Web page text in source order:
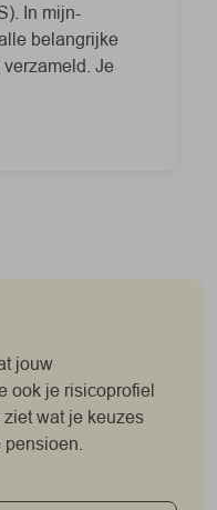
In mijn-
belangrijke
Je
jouw
ook je risicoprofiel
wat je keuzes